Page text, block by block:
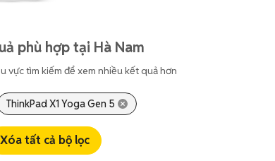
phù hợp tại Hà Nam
vực tìm kiếm để xem nhiều kết quả hơn
ThinkPad X1 Yoga Gen 5
Xóa tất cả bộ lọc